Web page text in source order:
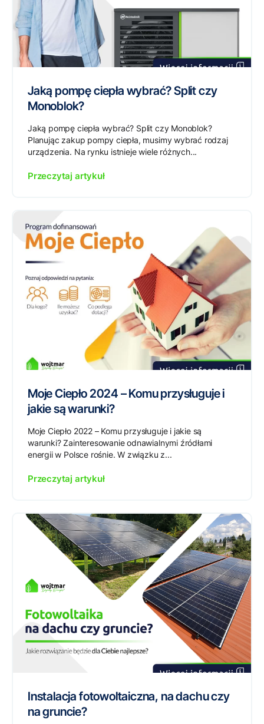
Jaką pompę ciepła wybrać? Split czy
Monoblok?
Jaką pompę ciepła wybrać? Split czy Monoblok?
Planując zakup pompy ciepła, musimy wybrać rodzaj
urządzenia. Na rynku istnieje wiele różnych...
Przeczytaj artykuł
Moje Ciepło 2024 – Komu przysługuje i
jakie są warunki?
Moje Ciepło 2022 – Komu przysługuje i jakie są
warunki? Zainteresowanie odnawialnymi źródłami
energii w Polsce rośnie. W związku z...
Przeczytaj artykuł
Instalacja fotowoltaiczna, na dachu czy
na gruncie?